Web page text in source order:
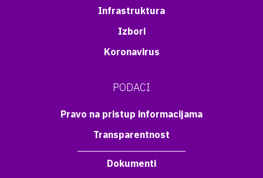
Infrastruktura
Izbori
Koronavirus
PODACI
Pravo na pristup informacijama
Transparentnost
Dokumenti